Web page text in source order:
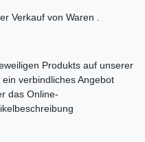
Verkauf von Waren
Produkts auf unserer
verbindliches Angebot
das Online-